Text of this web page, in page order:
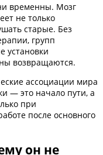
временны. Мозг
не только
старые. Без
групп
установки
возвращаются.
ассоциации мира
— это начало пути, а
при
после основного
он не